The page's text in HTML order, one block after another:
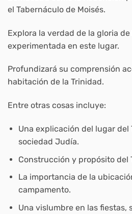
el Tabernáculo de Moisés.
Explora la verdad de la gloria
experimentada en este lugar.
Profundizará su comprensión
habitación de la Trinidad.
Entre otras cosas incluye:
Una explicación del lugar del
sociedad Judía.
Construcción y propósito del
La importancia de la
campamento.
Una vislumbre en las fiestas,